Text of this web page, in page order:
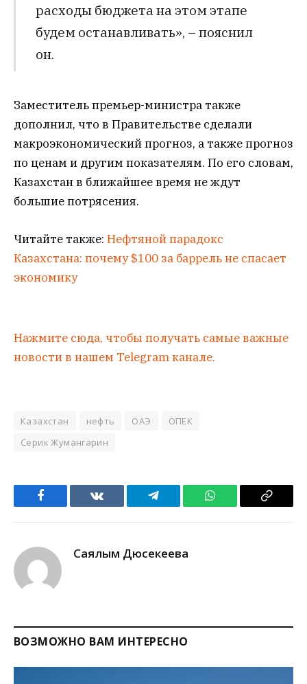
расходы бюджета на этом этапе
будем останавливать», – пояснил
он.
Заместитель премьер-министра также
дополнил, что в Правительстве сделали
макроэкономический прогноз, а также прогноз
по ценам и другим показателям. По его словам,
Казахстан в ближайшее время не ждут
большие потрясения.
Читайте также: Нефтяной парадокс
Казахстана: почему $100 за баррель не спасает
экономику
Нажмите сюда, чтобы получать самые важные
новости в нашем Telegram канале.
Казахстан нефть ОАЭ
ОПЕК
Серик Жумангарин
Facebook VKontakteTelegram WhatsApp Copy
Саялым Дюсекеева
ВОЗМОЖНО ВАМ ИНТЕРЕСНО